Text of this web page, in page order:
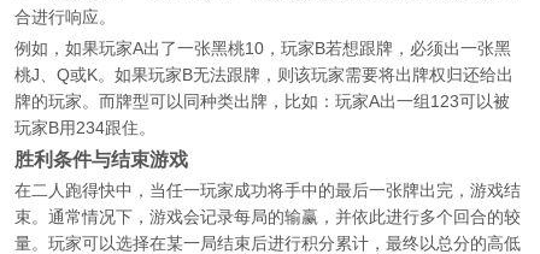
合进行响应。
例如，如果玩家A出了一张黑桃10，玩家B若想跟牌，必须出一张黑
桃J、Q或K。如果玩家B无法跟牌，则该玩家需要将出牌权归还给出
牌的玩家。而牌型可以同种类出牌，比如：玩家A出一组123可以被
玩家B用234跟住。
胜利条件与结束游戏
在二人跑得快中，当任一玩家成功将手中的最后一张牌出完，游戏结
束。通常情况下，游戏会记录每局的输赢，并依此进行多个回合的较
量。玩家可以选择在某一局结束后进行积分累计，最终以总分的高低